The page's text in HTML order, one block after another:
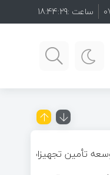
ساعت :18:44:30
تأمین تجهیزات صنعتی